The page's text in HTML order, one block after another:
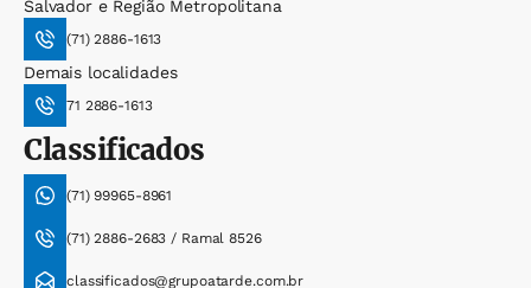
Salvador e Região Metropolitana
(71) 2886-1613
Demais localidades
71 2886-1613
Classificados
(71) 99965-8961
(71) 2886-2683 / Ramal 8526
classificados@grupoatarde.com.br